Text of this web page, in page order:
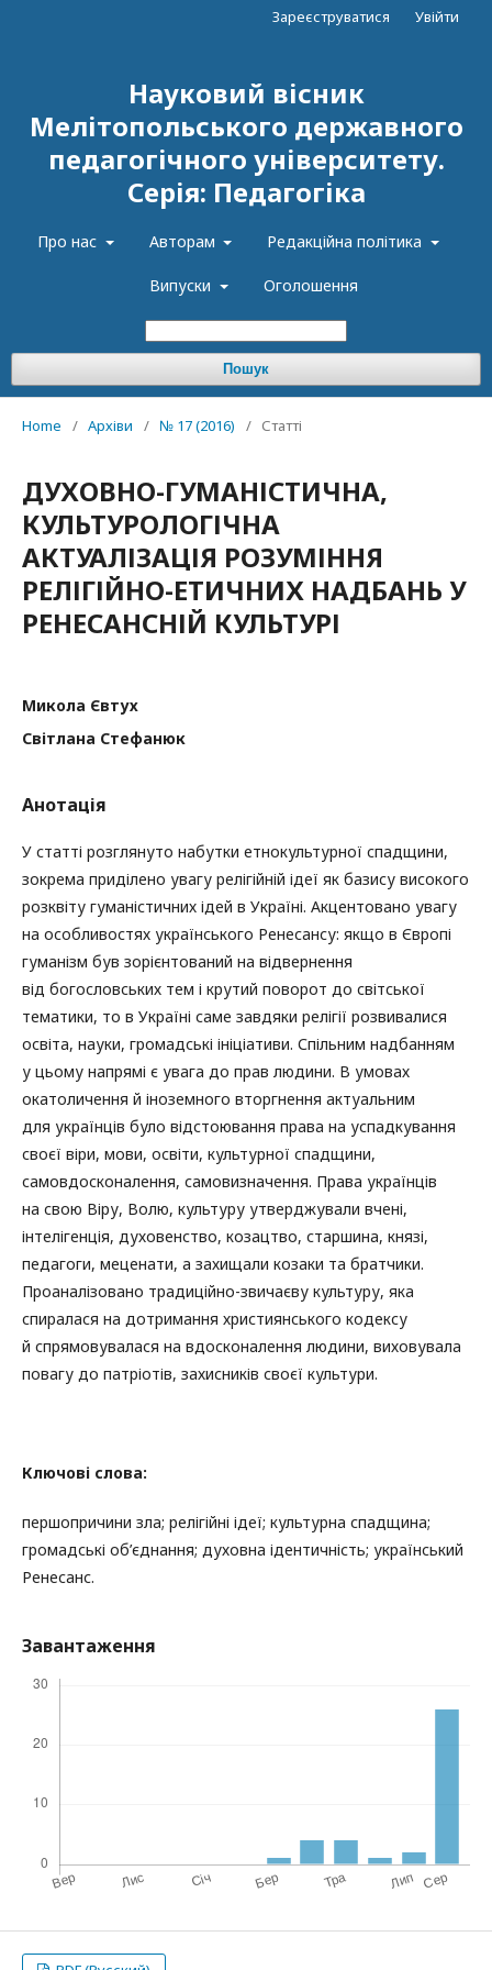
Науковий вісник
Мелітопольського державного
педагогічного університету.
Серія: Педагогіка
Про нас Авторам Редакційна політика
Випуски Оголошення
Пошук
Зареєструватися Увійти
Home / Архіви / № 17 (2016) / Статті
ДУХОВНО-ГУМАНІСТИЧНА,
КУЛЬТУРОЛОГІЧНА
АКТУАЛІЗАЦІЯ РОЗУМІННЯ
РЕЛІГІЙНО-ЕТИЧНИХ НАДБАНЬ У
РЕНЕСАНСНІЙ КУЛЬТУРІ
Микола Євтух
Світлана Стефанюк
Анотація
У статті розглянуто набутки етнокультурної спадщини,
зокрема приділено увагу релігійній ідеї як базису високого
розквіту гуманістичних ідей в Україні. Акцентовано увагу
на особливостях українського Ренесансу: якщо в Європі
гуманізм був зорієнтований на відвернення
від богословських тем і крутий поворот до світської
тематики, то в Україні саме завдяки релігії розвивалися
освіта, науки, громадські ініціативи. Спільним надбанням
у цьому напрямі є увага до прав людини. В умовах
окатоличення й іноземного вторгнення актуальним
для українців було відстоювання права на успадкування
своєї віри, мови, освіти, культурної спадщини,
самовдосконалення, самовизначення. Права українців
на свою Віру, Волю, культуру утверджували вчені,
інтелігенція, духовенство, козацтво, старшина, князі,
педагоги, меценати, а захищали козаки та братчики.
Проаналізовано традиційно-звичаєву культуру, яка
спиралася на дотримання християнського кодексу
й спрямовувалася на вдосконалення людини, виховувала
повагу до патріотів, захисників своєї культури.
Ключові слова:
першопричини зла; релігійні ідеї; культурна спадщина;
громадські об’єднання; духовна ідентичність; український
Ренесанс.
Завантаження